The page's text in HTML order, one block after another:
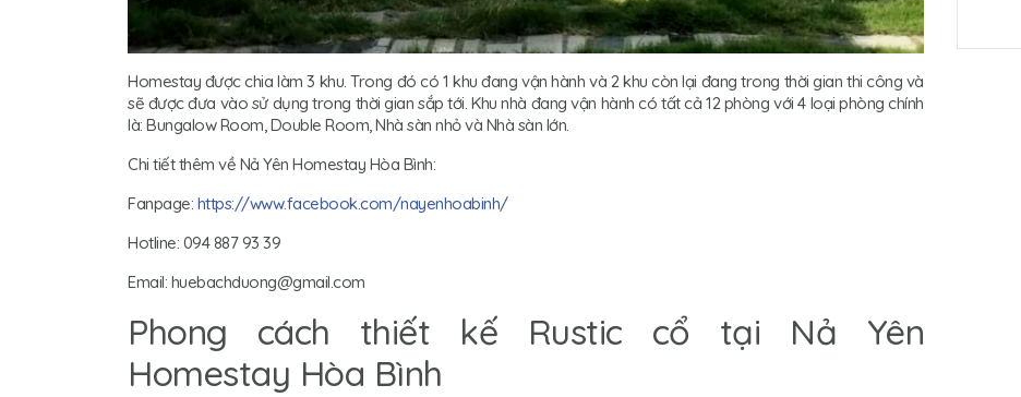
Homestay được chia làm 3 khu. Trong đó có 1 khu đang vận hành và 2 khu còn lại đang trong thời gian thi công và
sẽ được đưa vào sử dụng trong thời gian sắp tới. Khu nhà đang vận hành có tất cả 12 phòng với 4 loại phòng chính
là: Bungalow Room, Double Room, Nhà sàn nhỏ và Nhà sàn lớn.
Chi tiết thêm về Nả Yên Homestay Hòa Bình:
Fanpage: https://www.facebook.com/nayenhoabinh/
Hotline: 094 887 93 39
Email: huebachduong@gmail.com
Phong cách thiết kế Rustic cổ tại Nả Yên
Homestay Hòa Bình